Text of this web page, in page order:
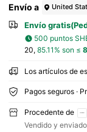
Envío a United
Envío
500 puntos
20, 85.11% son ≤ 8
Los artículos de
Pagos seguros ·
Procedente de
Vendido y